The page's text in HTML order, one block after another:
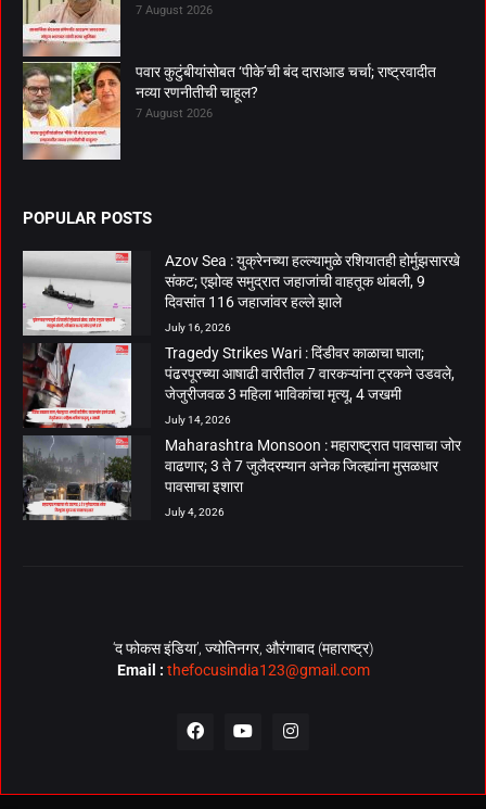
7 August 2026
पवार कुटुंबीयांसोबत ‘पीके’ची बंद दाराआड चर्चा; राष्ट्रवादीत
नव्या रणनीतीची चाहूल?
7 August 2026
POPULAR POSTS
Azov Sea : युक्रेनच्या हल्ल्यामुळे रशियातही होर्मुझसारखे
संकट; एझोव्ह समुद्रात जहाजांची वाहतूक थांबली, 9
दिवसांत 116 जहाजांवर हल्ले झाले
July 16, 2026
Tragedy Strikes Wari : दिंडीवर काळाचा घाला;
पंढरपूरच्या आषाढी वारीतील 7 वारकऱ्यांना ट्रकने उडवले,
जेजुरीजवळ 3 महिला भाविकांचा मृत्यू, 4 जखमी
July 14, 2026
Maharashtra Monsoon : महाराष्ट्रात पावसाचा जोर
वाढणार; 3 ते 7 जुलैदरम्यान अनेक जिल्ह्यांना मुसळधार
पावसाचा इशारा
July 4, 2026
‘द फोकस इंडिया’, ज्योतिनगर, औरंगाबाद (महाराष्ट्र)
Email : thefocusindia123@gmail.com